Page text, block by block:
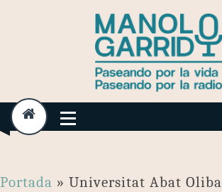
Portada » Universitat Abat Oliba